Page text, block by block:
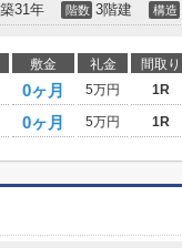
築31年 階数 3階建 構造
敷金 礼金 間取り
0ヶ月 5万円 1R
0ヶ月 5万円 1R